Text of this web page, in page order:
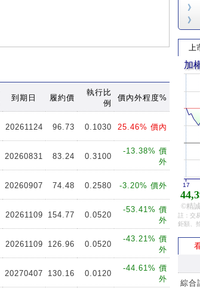
到期日 履約價
執行比
例
價內外程度%
20261124 96.73 0.1030 25.46% 價內
20260831 83.24 0.3100
-13.38% 價
外
20260907 74.48 0.2580 -3.20% 價外
20261109 154.77 0.0520
-53.41% 價
外
20261109 126.96 0.0520
-43.21% 價
外
20270407 130.16 0.0120
-44.61% 價
外
》
》
上
加
17
©精
註：交
鉅額、
綜合